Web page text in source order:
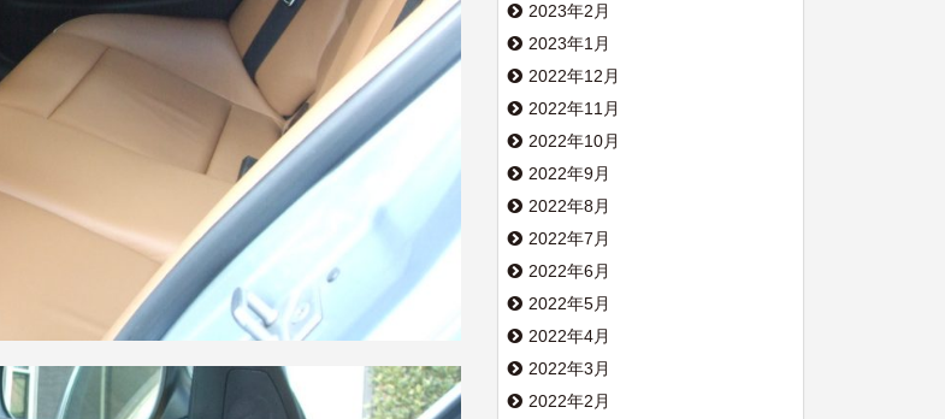
2023年2月
2023年1月
2022年12月
2022年11月
2022年10月
2022年9月
2022年8月
2022年7月
2022年6月
2022年5月
2022年4月
2022年3月
2022年2月